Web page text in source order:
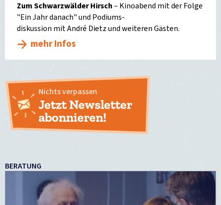
Zum Schwarzwälder Hirsch– Kinoabend mit der Folge
"Ein Jahr danach" und Podiums-
diskussion mit André Dietz und weiteren Gästen.
mehr Infos
Nichts verpassen
Jetzt Newsletter
abonnieren!
BERATUNG